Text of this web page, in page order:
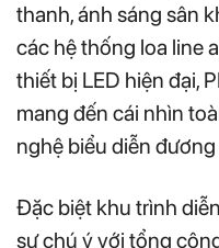
thanh, ánh sáng sân
các hệ thống loa line
thiết bị LED hiện đại,
mang đến cái nhìn
nghệ biểu diễn đương
Đặc biệt khu trình
sự chú ý với tổng